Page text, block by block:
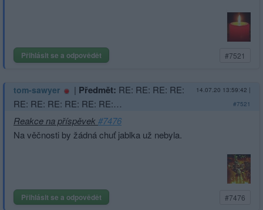
Přihlásit se a odpovědět #7521
tom-sawyer | Předmět: RE: RE: RE: RE:
RE: RE: RE: RE: RE: RE:…
14.07.20 13:59:42 |
#7521
Reakce na příspěvek#7476
Na věčnosti by žádná chuť jablka už nebyla.
Přihlásit se a odpovědět #7476